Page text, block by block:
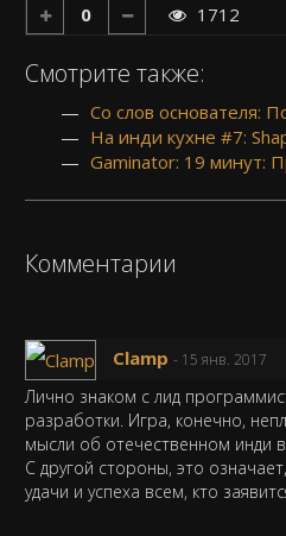
0 1712
Смотрите также:
Со слов основателя:
На инди кухне #7:
Gaminator: 19 минут:
Комментарии
Clamp - 15 янв. 2017
Лично знаком с лид
разработки. Игра, конечно,
мысли об отечественном инди
С другой стороны, это
удачи и успеха всем, кто